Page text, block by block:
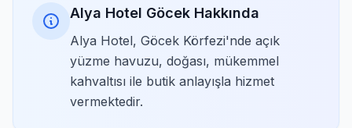
Alya Hotel Göcek Hakkında
Alya Hotel, Göcek Körfezi'nde açık
yüzme havuzu, doğası, mükemmel
kahvaltısı ile butik anlayışla hizmet
vermektedir.